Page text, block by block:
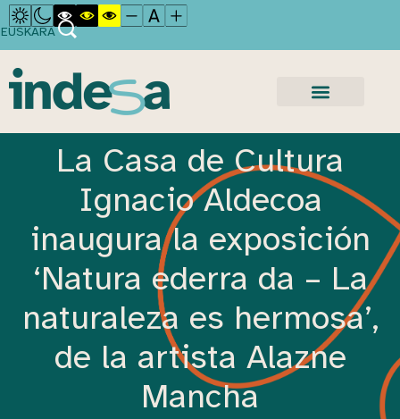
EUSKARA
La Casa de Cultura
Ignacio Aldecoa
inaugura la exposición
‘Natura ederra da – La
naturaleza es hermosa’,
de la artista Alazne
Mancha